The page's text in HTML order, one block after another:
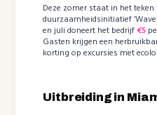
Deze zomer staat in het teken
duurzaamheidsinitiatief
en juli doneert het bedrijf€5
Gasten krijgen een
korting op excursies met
Uitbreiding in